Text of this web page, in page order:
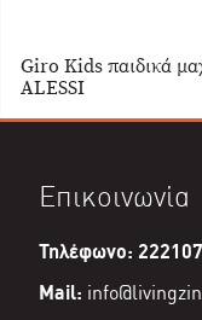
Giro Kids παιδικά
ALESSI
Επικοινωνία
Τηλέφωνο:
Mail: